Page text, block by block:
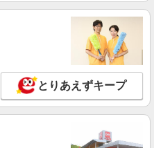
とりあえずキープ